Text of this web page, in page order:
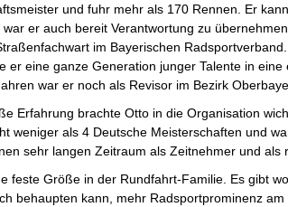
und fuhr mehr als 170 Rennen. Er
war er auch bereit Verantwortung zu
im Bayerischen
er eine ganze Generation junger Talente in
war er noch als Revisor im Bezirk
Erfahrung brachte Otto in die Organisation
weniger als 4 Deutsche Meisterschaften und
sehr langen Zeitraum als Zeitnehmer und als
feste Größe in der Rundfahrt-Familie. Es gibt
behaupten kann, mehr Radsportprominenz